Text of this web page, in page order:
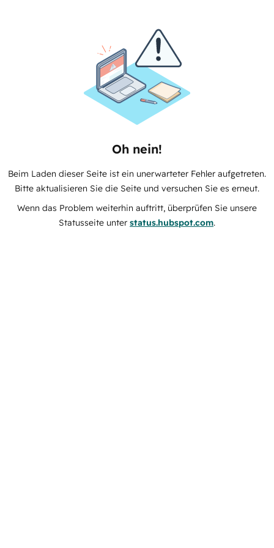
Oh nein!
Beim Laden dieser Seite ist ein unerwarteter Fehler aufgetreten.
Bitte aktualisieren Sie die Seite und versuchen Sie es erneut.
Wenn das Problem weiterhin auftritt, überprüfen Sie unsere
Statusseite unter status.hubspot.com.